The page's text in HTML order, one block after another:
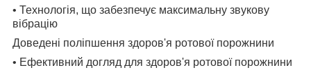
• Технологія, що забезпечує максимальну звукову
вібрацію
Доведені поліпшення здоров'я ротової порожнини
• Ефективний догляд для здоров'я ротової порожнини